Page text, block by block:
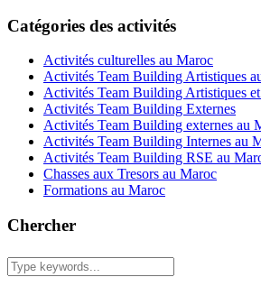
Catégories des activités
Activités culturelles au Maroc
Activités Team Building Artistiques
Activités Team Building Artistiques
Activités Team Building Externes
Activités Team Building externes au
Activités Team Building Internes au
Activités Team Building RSE au
Chasses aux Tresors au Maroc
Formations au Maroc
Chercher